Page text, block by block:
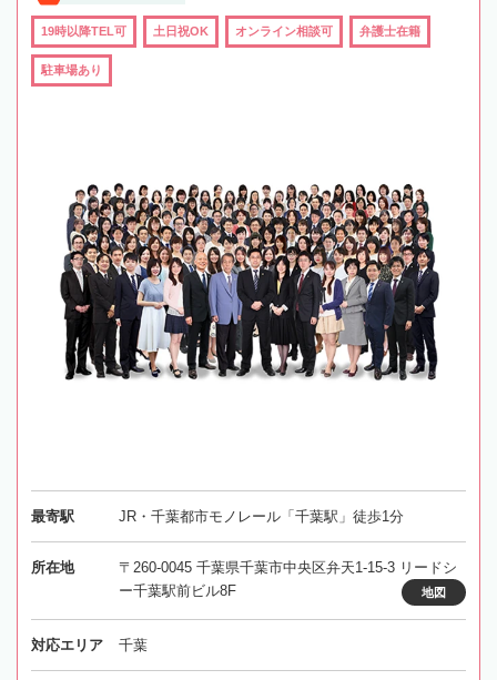
19時以降TEL可 土日祝OK オンライン相談可 弁護士在籍
駐車場あり
最寄駅 JR・千葉都市モノレール「千葉駅」徒歩1分
所在地
〒260-0045 千葉県千葉市中央区弁天1-15-3 リードシ
ー千葉駅前ビル8F
地図
対応エリア 千葉